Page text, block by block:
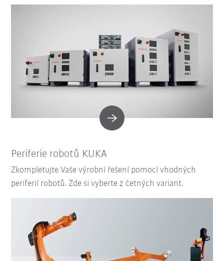
Periferie robotů KUKA
Zkompletujte Vaše výrobní řešení pomocí vhodných
periferií robotů. Zde si vyberte z četných variant.